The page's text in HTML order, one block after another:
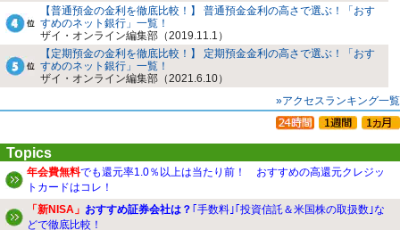
【普通預金の金利を徹底比較！】 普通預金金利の高さで選ぶ！「おす
すめのネット銀行」一覧！
ザイ・オンライン編集部（2019.11.1）
【定期預金の金利を徹底比較！】 定期預金金利の高さで選ぶ！「おす
すめのネット銀行」一覧！
ザイ・オンライン編集部（2021.6.10）
»アクセスランキング一覧
Topics
年会費無料でも還元率1.0％以上は当たり前！ おすすめの高還元クレジッ
トカードはコレ！
「新NISA」 おすすめ証券会社は？ ｢手数料｣｢投資信託＆米国株の取扱数｣な
どで徹底比較！